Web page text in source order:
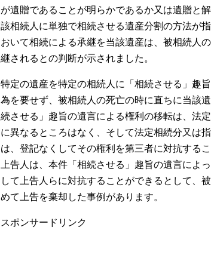
が遺贈であることが明らかであるか又は遺贈と
該相続人に単独で相続させる遺産分割の方法が
おいて相続による承継を当該遺産は、被相続人
継されるとの判断が示されました。
特定の遺産を特定の相続人に「相続させる」趣
為を要せず、被相続人の死亡の時に直ちに当該
続させる」趣旨の遺言による権利の移転は、法
に異なるところはなく、そして法定相続分又は
は、登記なくしてその権利を第三者に対抗する
上告人は、本件「相続させる」趣旨の遺言によ
して上告人らに対抗することができるとして、
めて上告を棄却した事例があります。
スポンサードリンク